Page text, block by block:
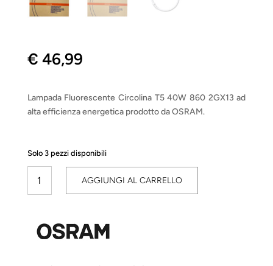
€ 46,99
Lampada Fluorescente Circolina T5 40W 860 2GX13 ad
alta efficienza energetica prodotto da OSRAM.
Solo 3 pezzi disponibili
2GX13
OSRAM
AGGIUNGI AL CARRELLO